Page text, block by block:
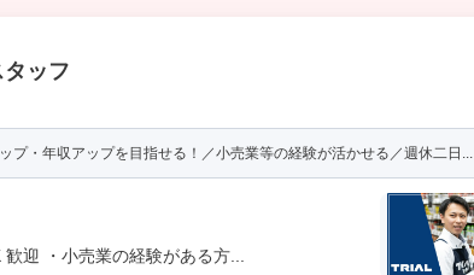
ッフ
プ・年収アップを目指せる！／小売業等の経験が活かせる／週休二日...
迎 ・小売業の経験がある方...